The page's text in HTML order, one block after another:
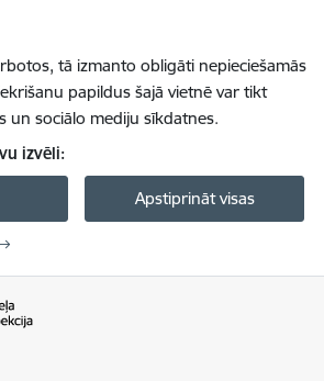
tā izmanto obligāti nepieciešamās
papildus šajā vietnē var tikt
un sociālo mediju sīkdatnes.
izvēli:
Apstiprināt visas